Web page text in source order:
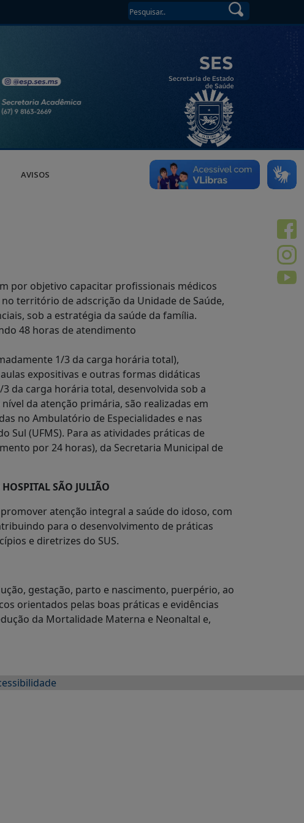
AVISOS
por objetivo capacitar profissionais médicos
território de adscrição da Unidade de Saúde,
sob a estratégia da saúde da família.
48 horas de atendimento
1/3 da carga horária total),
expositivas e outras formas didáticas
da carga horária total, desenvolvida sob a
da atenção primária, são realizadas em
no Ambulatório de Especialidades e nas
(UFMS). Para as atividades práticas de
por 24 horas), da Secretaria Municipal de
SÃO JULIÃO
atenção integral a saúde do idoso, com
para o desenvolvimento de práticas
e diretrizes do SUS.
gestação, parto e nascimento, puerpério, ao
orientados pelas boas práticas e evidências
da Mortalidade Materna e Neonaltal e,